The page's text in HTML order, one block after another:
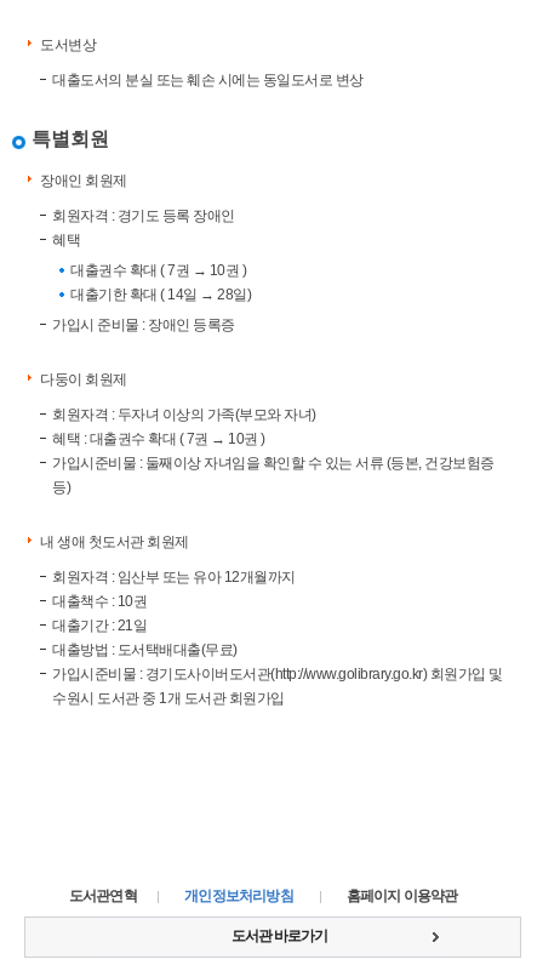
도서변상
대출도서의 분실 또는 훼손 시에는 동일도서로 변상
특별회원
장애인 회원제
회원자격 : 경기도 등록 장애인
혜택
대출권수 확대 ( 7권 → 10권 )
대출기한 확대 ( 14일 → 28일)
가입시 준비물 : 장애인 등록증
다둥이 회원제
회원자격 : 두자녀 이상의 가족(부모와 자녀)
혜택 : 대출권수 확대 ( 7권 → 10권 )
가입시준비물 : 둘째이상 자녀임을 확인할 수 있는 서류 (등본, 건강보험증
등)
내 생애 첫도서관 회원제
회원자격 : 임산부 또는 유아 12개월까지
대출책수 : 10권
대출기간 : 21일
대출방법 : 도서택배대출(무료)
가입시준비물 : 경기도사이버도서관(http://www.golibrary.go.kr) 회원가입 및
수원시 도서관 중 1개 도서관 회원가입
도서관연혁 개인정보처리방침 홈페이지 이용약관
도서관 바로가기